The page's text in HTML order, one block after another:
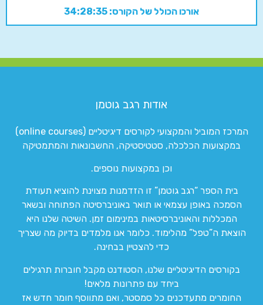
אורכו הכולל של הקורס: 34:28:35
אודות רגב גוטמן
המרכז המוביל והמקצועי לקורסים דיגיטליים (online courses)
במקצועות הכלכלה, סטטיסטיקה, החשבונאות והמתמטיקה
וכן במקצועות נוספים.
בית הספר “רגב גוטמן” זו הזדמנות מצוינת להוציא תעודת
הסמכה באופן עצמאי או תואר באוניברסיטה הפתוחה ובשאר
המכללות והאוניברסיטאות במינימום זמן. השיטה שלנו היא
הוצאת ה”טפל” מהלימוד. כלומר אנו מלמדים בדיוק מה שצריך
כדי להצטיין בבחינה.
בקורסים הדיגיטליים שלנו, הסטודנט מקבל חוברות תרגילים
ביחד עם פתרונות מלאים!
החומרים מתעדכנים כל סמסטר, ואם מתווסף חומר חדש אז